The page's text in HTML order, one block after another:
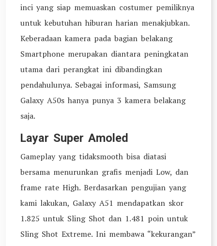
inci yang siap memuaskan costumer pemiliknya
untuk kebutuhan hiburan harian menakjubkan.
Keberadaan kamera pada bagian belakang
Smartphone merupakan diantara peningkatan
utama dari perangkat ini dibandingkan
pendahulunya. Sebagai informasi, Samsung
Galaxy A50s hanya punya 3 kamera belakang
saja.
Layar Super Amoled
Gameplay yang tidaksmooth bisa diatasi
bersama menurunkan grafis menjadi Low, dan
frame rate High. Berdasarkan pengujian yang
kami lakukan, Galaxy A51 mendapatkan skor
1.825 untuk Sling Shot dan 1.481 poin untuk
Sling Shot Extreme. Ini membawa “kekurangan”